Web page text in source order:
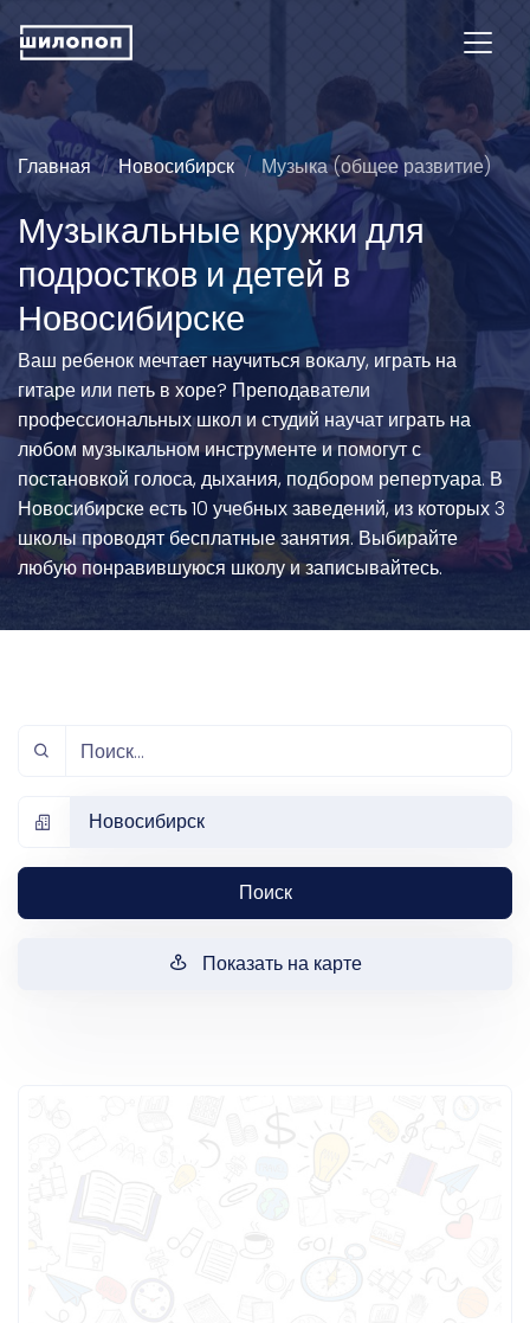
Главная Новосибирск Музыка (общее развитие)
Музыкальные кружки для
подростков и детей в
Новосибирске
Ваш ребенок мечтает научиться вокалу, играть на
гитаре или петь в хоре? Преподаватели
профессиональных школ и студий научат играть на
любом музыкальном инструменте и помогут с
постановкой голоса, дыхания, подбором репертуара. В
Новосибирске есть 10 учебных заведений, из которых 3
школы проводят бесплатные занятия. Выбирайте
любую понравившуюся школу и записывайтесь.
Новосибирск
Поиск
Показать на карте